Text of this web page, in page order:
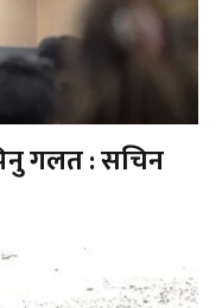
गलत : सचिन